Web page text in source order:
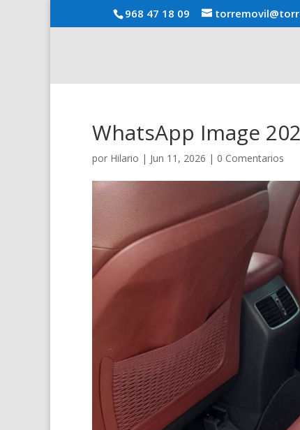
968 47 18 09
WhatsApp Image
por Hilario | Jun 11, 2026 | 0 Comentarios